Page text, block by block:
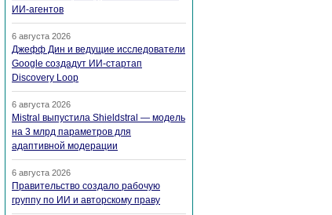
ИИ-агентов
6 августа 2026
Джефф Дин и ведущие исследователи
Google создадут ИИ-стартап
Discovery Loop
6 августа 2026
Mistral выпустила Shieldstral — модель
на 3 млрд параметров для
адаптивной модерации
6 августа 2026
Правительство создало рабочую
группу по ИИ и авторскому праву